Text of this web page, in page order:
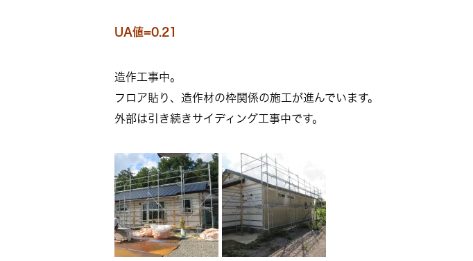
UA値=0.21
造作工事中。
フロア貼り、造作材の枠関係の施工が進んでいます。
外部は引き続きサイディング工事中です。